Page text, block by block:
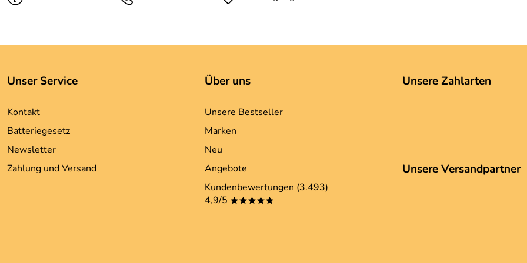
Unser Service
Kontakt
Batteriegesetz
Newsletter
Zahlung und Versand
Über uns
Unsere Bestseller
Marken
Neu
Angebote
Kundenbewertungen (3.493)
4,9/5 *****
Unsere Zahlarten
Unsere Versandpartner